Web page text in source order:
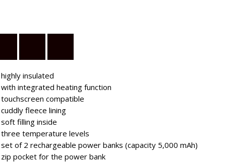
highly insulated
with integrated heating function
touchscreen compatible
cuddly fleece lining
soft filling inside
three temperature levels
set of 2 rechargeable power banks (capacity 5,000 mAh)
zip pocket for the power bank